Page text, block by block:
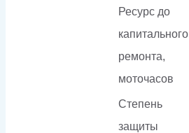
Ресурс до
капитального
ремонта,
моточасов
Степень
защиты